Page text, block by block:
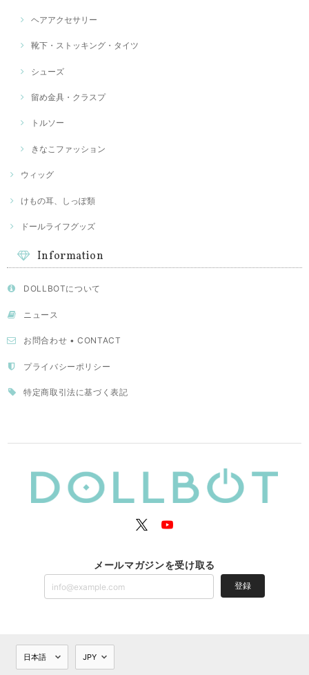
ヘアアクセサリー
靴下・ストッキング・タイツ
シューズ
留め金具・クラスプ
トルソー
きなこファッション
ウィッグ
けもの耳、しっぽ類
ドールライフグッズ
Information
DOLLBOTについて
ニュース
お問合わせ • CONTACT
プライバシーポリシー
特定商取引法に基づく表記
メールマガジンを受け取る
登録